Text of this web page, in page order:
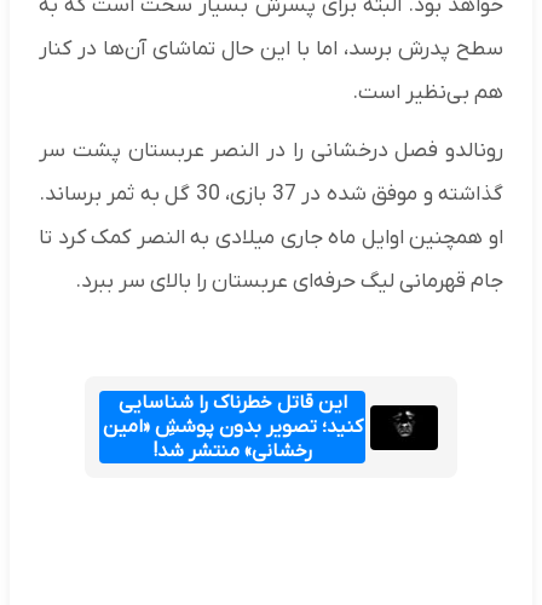
خواهد بود. البته برای پسرش بسیار سخت است که به
سطح پدرش برسد، اما با این حال تماشای آن‌ها در کنار
هم بی‌نظیر است.
رونالدو فصل درخشانی را در النصر عربستان پشت سر
گذاشته و موفق شده در 37 بازی، 30 گل به ثمر برساند.
او همچنین اوایل ماه جاری میلادی به النصر کمک کرد تا
جام قهرمانی لیگ حرفه‌ای عربستان را بالای سر ببرد.
این قاتل خطرناک را شناسایی
کنید؛ تصویر بدون پوششِ «امین
رخشانی» منتشر شد!